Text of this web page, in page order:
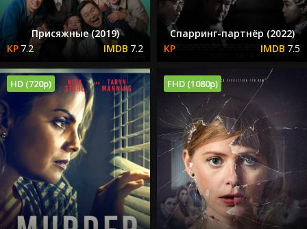
Присяжные (2019)
7.2
7.2
Спарринг-партнёр (2022)
7.5
HD (720p) FHD (1080p)